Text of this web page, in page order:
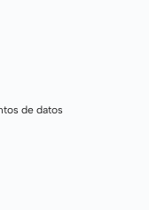
de datos